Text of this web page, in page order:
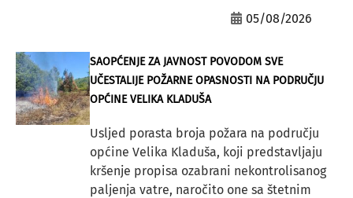
05/08/2026
SAOPĆENJE ZA JAVNOST POVODOM SVE
UČESTALIJE POŽARNE OPASNOSTI NA PODRUČJU
OPĆINE VELIKA KLADUŠA
Usljed porasta broja požara na području
općine Velika Kladuša, koji predstavljaju
kršenje propisa ozabrani nekontrolisanog
paljenja vatre, naročito one sa štetnim